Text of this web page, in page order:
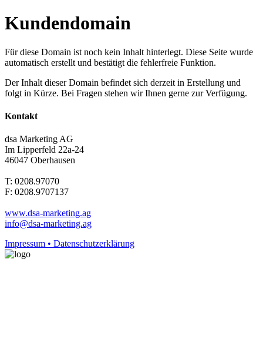
Kundendomain
Für diese Domain ist noch kein Inhalt hinterlegt. Diese Seite wurde
automatisch erstellt und bestätigt die fehlerfreie Funktion.
Der Inhalt dieser Domain befindet sich derzeit in Erstellung und
folgt in Kürze. Bei Fragen stehen wir Ihnen gerne zur Verfügung.
Kontakt
dsa Marketing AG
Im Lipperfeld 22a-24
46047 Oberhausen
T: 0208.97070
F: 0208.9707137
www.dsa-marketing.ag
info@dsa-marketing.ag
Impressum • Datenschutzerklärung